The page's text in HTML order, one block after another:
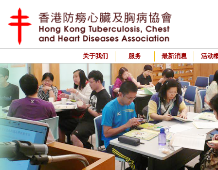
关于我们 服务 最新消息 活动